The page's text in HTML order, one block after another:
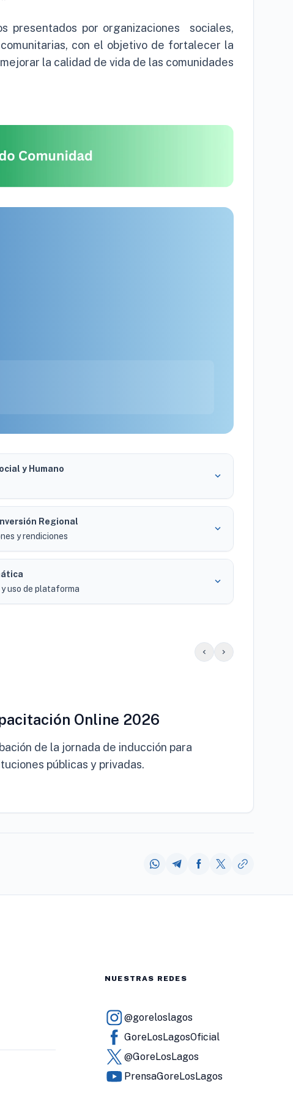
presentados por organizaciones sociales,
con el objetivo de fortalecer la
la calidad de vida de las comunidades
y Humano
expand_more
Regional
y rendiciones
expand_more
uso de plataforma
expand_more
chevron_left chevron_right
Online 2026
de la jornada de inducción para
públicas y privadas.
NUESTRAS REDES
@goreloslagos
GoreLosLagosOficial
@GoreLosLagos
PrensaGoreLosLagos